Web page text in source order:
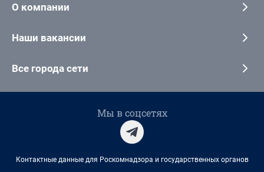
О компании
Наши вакансии
Все города сети
Мы в соцсетях
Контактные данные для Роскомнадзора и государственных органов